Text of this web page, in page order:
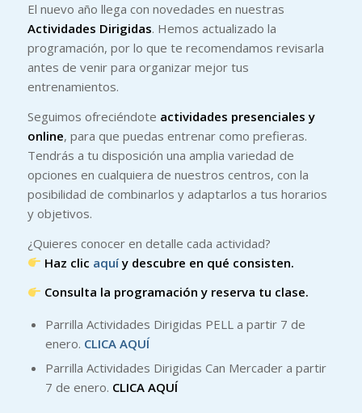
El nuevo año llega con novedades en nuestras
Actividades Dirigidas. Hemos actualizado la
programación, por lo que te recomendamos revisarla
antes de venir para organizar mejor tus
entrenamientos.
Seguimos ofreciéndote actividades presenciales y
online, para que puedas entrenar como prefieras.
Tendrás a tu disposición una amplia variedad de
opciones en cualquiera de nuestros centros, con la
posibilidad de combinarlos y adaptarlos a tus horarios
y objetivos.
¿Quieres conocer en detalle cada actividad?
Haz clic aquíy descubre en qué consisten.
Consulta la programación y reserva tu clase.
Parrilla Actividades Dirigidas PELL a partir 7 de
enero. CLICA AQUÍ
Parrilla Actividades Dirigidas Can Mercader a partir
7 de enero. CLICA AQUÍ